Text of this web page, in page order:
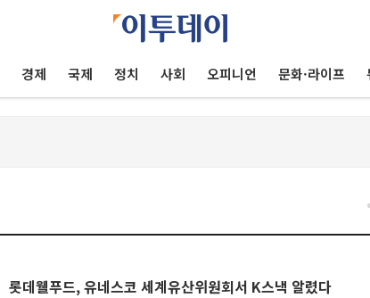
경제 국제 정치 사회 오피니언 문화·라이프
롯데웰푸드, 유네스코 세계유산위원회서 K스낵 알렸다